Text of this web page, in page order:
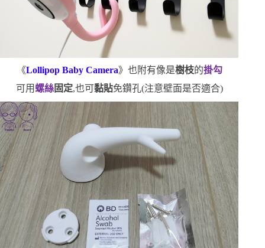
《Lollipop Baby Camera》也附有像是樹枝的掛勾
可用螺絲固定,也可黏貼免鑽孔(注意壁面是否適合)